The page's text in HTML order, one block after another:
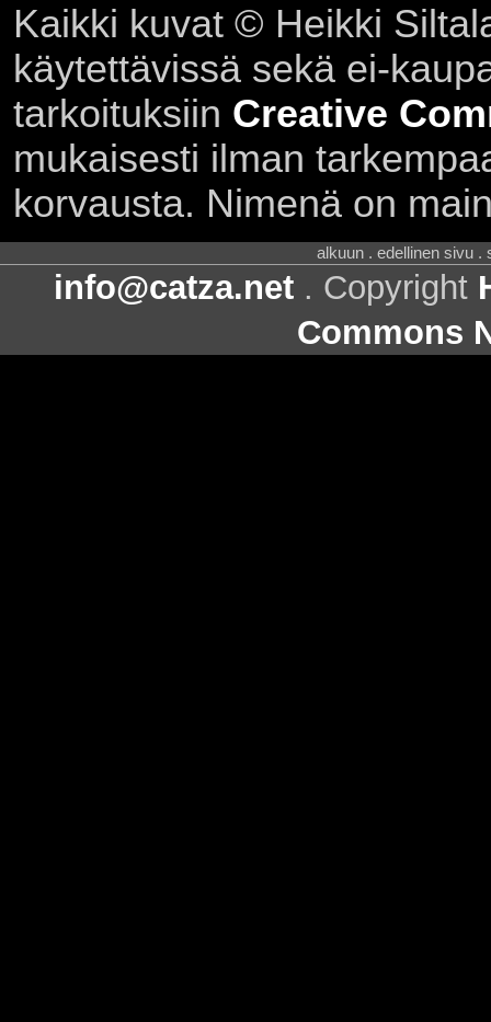
Kaikki kuvat © Heikki
käytettävissä sekä ei-
tarkoituksiin Creative
mukaisesti ilman
korvausta. Nimenä on
alkuun . edellinen sivu .
info@catza.net . Copyright
Commons